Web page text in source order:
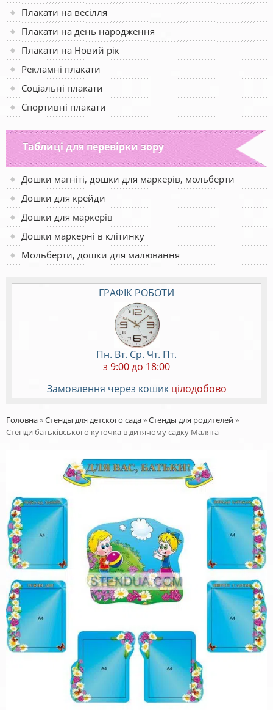
Плакати на весілля
Плакати на день народження
Плакати на Новий рік
Рекламні плакати
Соціальні плакати
Спортивні плакати
Таблиці для перевірки зору
Дошки магніті, дошки для маркерів, мольберти
Дошки для крейди
Дошки для маркерів
Дошки маркерні в клітинку
Мольберти, дошки для малювання
ГРАФІК РОБОТИ
Пн. Вт. Ср. Чт. Пт.
з 9:00 до 18:00
Замовлення через кошик цілодобово
Головна»Стенды для детского сада»Стенды для родителей»
Стенди батьківського куточка в дитячому садку Малята